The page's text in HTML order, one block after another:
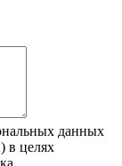
данных
целях